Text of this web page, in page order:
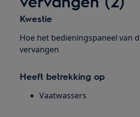
Kwestie
Hoe het bedieningspaneel van
vervangen
Heeft betrekking op
Vaatwassers